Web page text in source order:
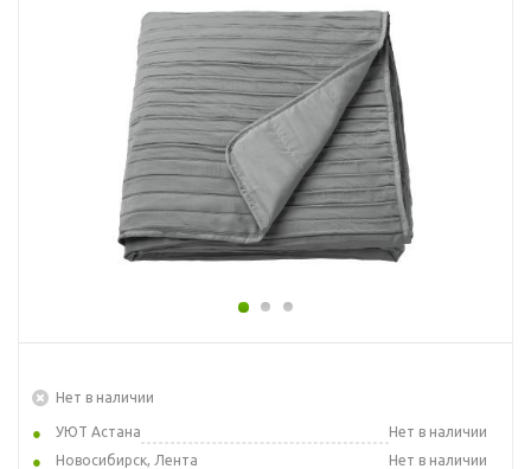
Нет в наличии
УЮТ Астана
Нет в наличии
Новосибирск, Лента
Нет в наличии